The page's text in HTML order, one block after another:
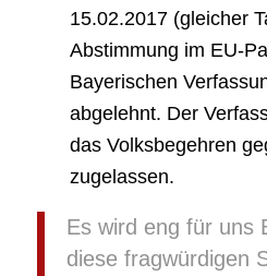
15.02.2017 (gleicher
Abstimmung im EU-
Bayerischen
abgelehnt. Der
das Volksbegehren
zugelassen.
Es wird eng für uns
diese fragwürdigen